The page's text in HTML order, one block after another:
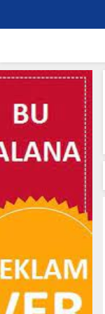
Harekete